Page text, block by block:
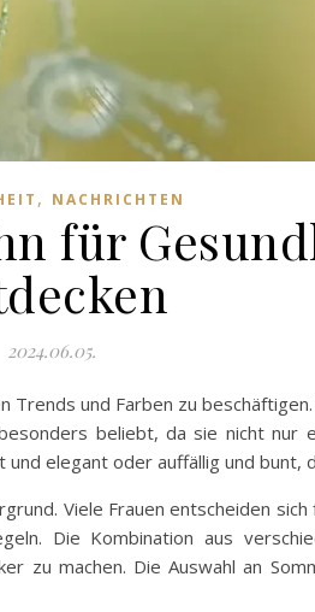
, NACHRICHTEN
für
2024.06.05.
und Farben zu
beliebt, da sie nicht nur
elegant oder auffällig und bunt,
Viele Frauen entscheiden
Die Kombination aus
zu machen. Die Auswahl an